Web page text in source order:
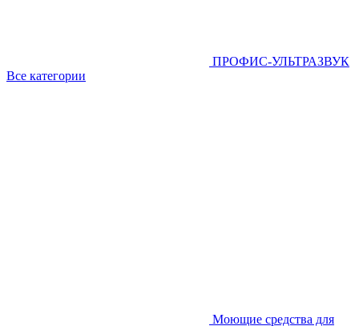
ПРОФИС-УЛЬТРАЗВУК
Все категории
Моющие средства для